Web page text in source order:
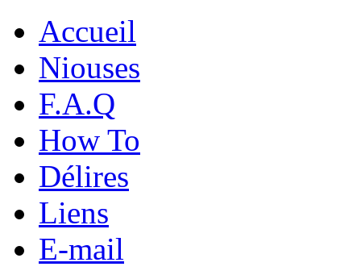
Accueil
Niouses
F.A.Q
How To
Délires
Liens
E-mail